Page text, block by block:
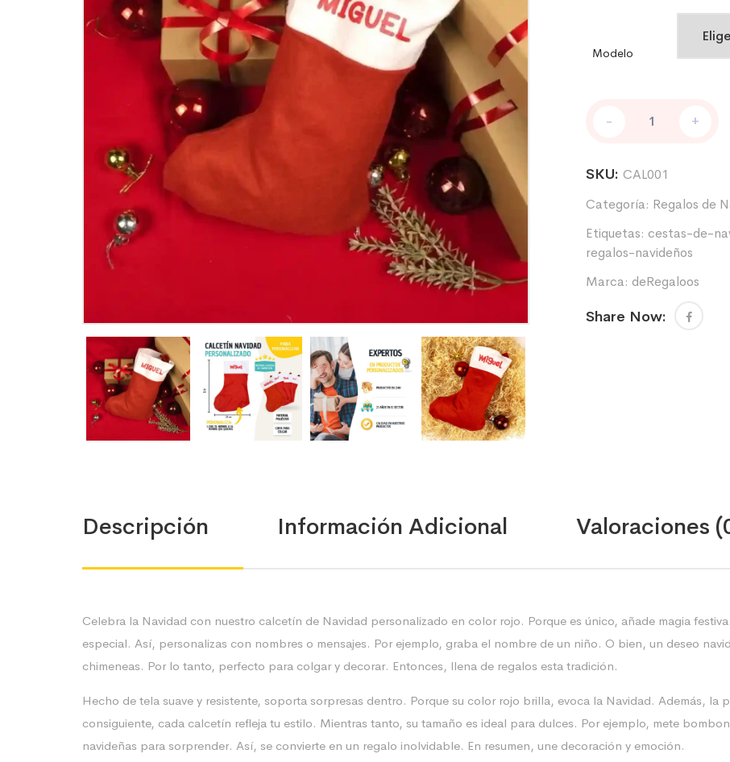
Modelo
- +
SKU: CAL001
Categoría: Regalos de
Etiquetas: cestas-de-
regalos-navideños
Marca: deRegaloos
Share Now:
Descripción Información Adicional Valoraciones
Celebra la Navidad con nuestro calcetín de Navidad personalizado en color rojo. Porque es único, añade magia
especial. Así, personalizas con nombres o mensajes. Por ejemplo, graba el nombre de un niño. O bien, un deseo
chimeneas. Por lo tanto, perfecto para colgar y decorar. Entonces, llena de regalos esta tradición.
Hecho de tela suave y resistente, soporta sorpresas dentro. Porque su color rojo brilla, evoca la Navidad. Además, la
consiguiente, cada calcetín refleja tu estilo. Mientras tanto, su tamaño es ideal para dulces. Por ejemplo, mete
navideñas para sorprender. Así, se convierte en un regalo inolvidable. En resumen, une decoración y emoción.